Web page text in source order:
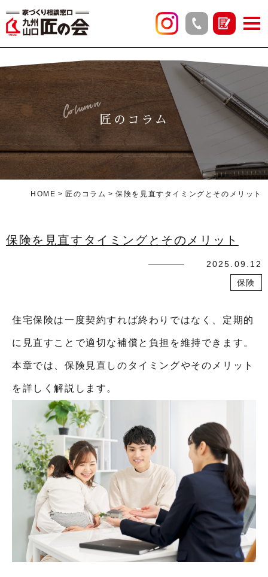
匠のコラム
Column
HOME 匠のコラム 保険を見直すタイミングとそのメリット
保険を見直すタイミングとそのメリット
2025.09.12
保険
住宅保険は一度契約すれば終わりではなく、定期的
に見直すことで適切な補償と負担を維持できます。
本章では、保険見直しのタイミングやそのメリット
を詳しく解説します。